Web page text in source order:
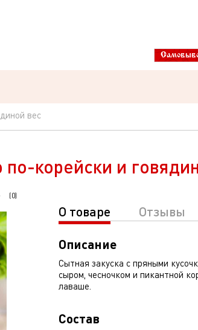
вес
корейски и
(0)
О товаре
Отзывы
Описание
Сытная закуска с пряными
сыром, чесночком и пикантной
лаваше.
Состав